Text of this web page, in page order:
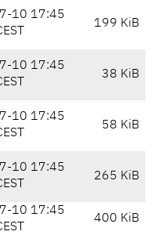
10 17:45
199 KiB
10 17:45
38 KiB
10 17:45
58 KiB
10 17:45
265 KiB
10 17:45
400 KiB